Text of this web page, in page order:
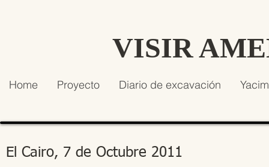
VISIR
Home Proyecto Diario de excavación
El Cairo, 7 de Octubre 2011